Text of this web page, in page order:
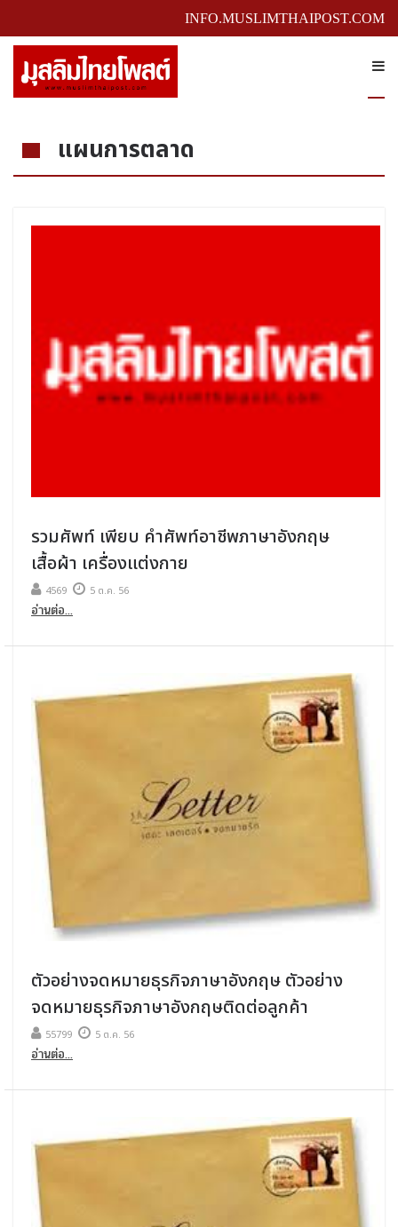
INFO.MUSLIMTHAIPOST.COM
แผนการตลาด
รวมศัพท์ เพียบ คำศัพท์อาชีพภาษาอังกฤษ
เสื้อผ้า เครื่องแต่งกาย
4569 5 ต.ค. 56
อ่านต่อ...
ตัวอย่างจดหมายธุรกิจภาษาอังกฤษ ตัวอย่าง
จดหมายธุรกิจภาษาอังกฤษติดต่อลูกค้า
55799 5 ต.ค. 56
อ่านต่อ...